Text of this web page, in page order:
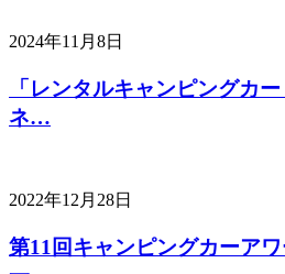
2024年11月8日
「レンタルキャンピングカ
ネ…
2022年12月28日
第11回キャンピングカーア